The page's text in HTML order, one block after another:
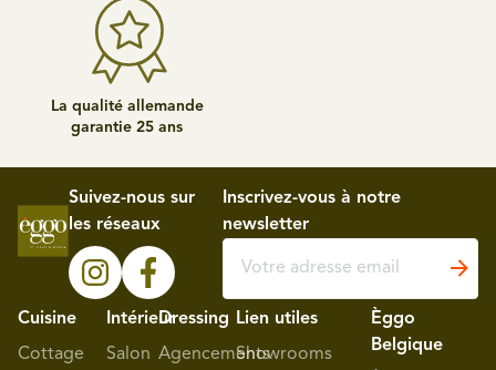
La qualité allemande
garantie 25 ans
Suivez-nous sur
les réseaux
Inscrivez-vous à notre
newsletter
Cuisine
Cottage
Intérieur
Salon
Dressing
Agencements
Lien utiles
Showrooms
Èggo
Belgique